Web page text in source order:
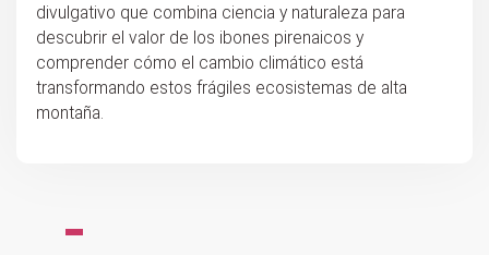
divulgativo que combina ciencia y naturaleza para
descubrir el valor de los ibones pirenaicos y
comprender cómo el cambio climático está
transformando estos frágiles ecosistemas de alta
montaña.